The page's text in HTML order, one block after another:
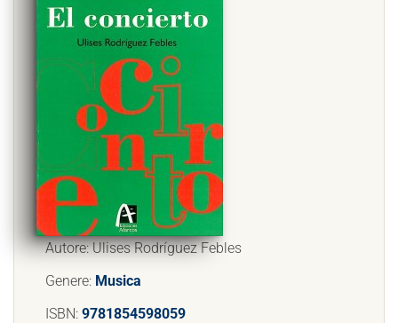
Autore: Ulises Rodríguez Febles
Genere: Musica
ISBN: 9781854598059